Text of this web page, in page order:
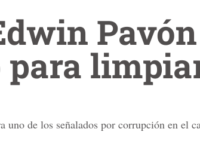
para
uno de los señalados por corrupción en el